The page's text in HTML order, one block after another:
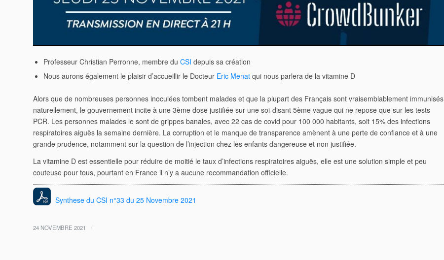
Professeur Christian Perronne, membre du CSI depuis sa création
Nous aurons également le plaisir d’accueillir le Docteur Eric Menat qui nous parlera de la vitamine D
Alors que de nombreuses personnes inoculées tombent malades et que la plupart des Français sont vraisemblablement immunisés
naturellement, le gouvernement incite à une 3ème dose justifiée sur une soi-disant 5ème vague qui ne repose que sur les tests
PCR. Les personnes malades le sont de grippes banales, avec 22 cas de covid pour 100 000 habitants, soit 15% des infections
respiratoires aiguës la semaine dernière. La corruption et le manque de transparence amènent à une perte de confiance et à une
grande prudence, notamment sur la question de l’injection chez les enfants dangereuse et non justifiée.
La vitamine D est essentielle pour réduire de moitié le taux d’infections respiratoires aiguës, elle est une solution simple et peu
couteuse pour tous, pourtant en France il n’y a aucune recommandation officielle.
Synthese du CSI n°33 du 25 Novembre 2021
24 NOVEMBRE 2021 /